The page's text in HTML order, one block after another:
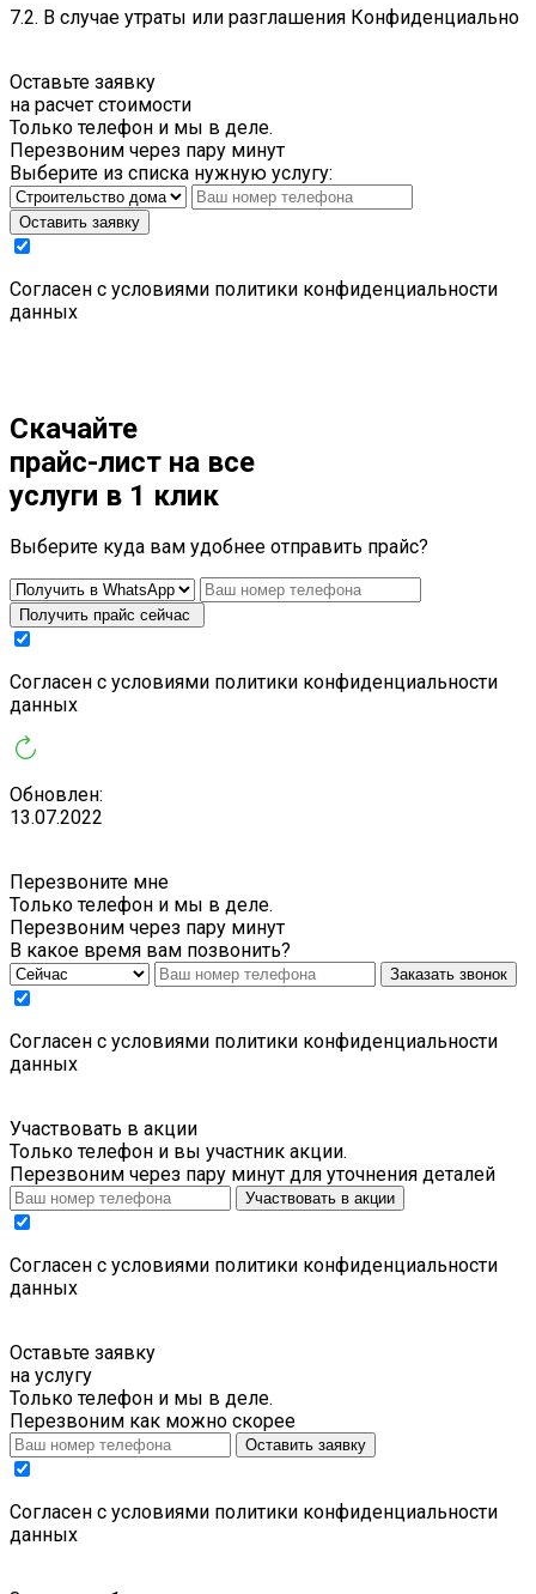
7.2. В случае утраты или разглашения Конфиденциально
Оставьте заявку
на расчет стоимости
Только телефон и мы в деле.
Перезвоним через пару минут
Выберите из списка нужную услугу:
Оставить заявку
Cогласен с условиями политики конфиденциальности
данных
Скачайте
прайс-лист на все
услуги в 1 клик
Выберите куда вам удобнее отправить прайс?
Получить прайс сейчас
Cогласен с условиями политики конфиденциальности
данных
Обновлен:
13.07.2022
Перезвоните мне
Только телефон и мы в деле.
Перезвоним через пару минут
В какое время вам позвонить?
Заказать звонок
Cогласен с условиями политики конфиденциальности
данных
Участвовать в акции
Только телефон и вы участник акции.
Перезвоним через пару минут для уточнения деталей
Участвовать в акции
Cогласен с условиями политики конфиденциальности
данных
Оставьте заявку
на услугу
Только телефон и мы в деле.
Перезвоним как можно скорее
Оставить заявку
Cогласен с условиями политики конфиденциальности
данных